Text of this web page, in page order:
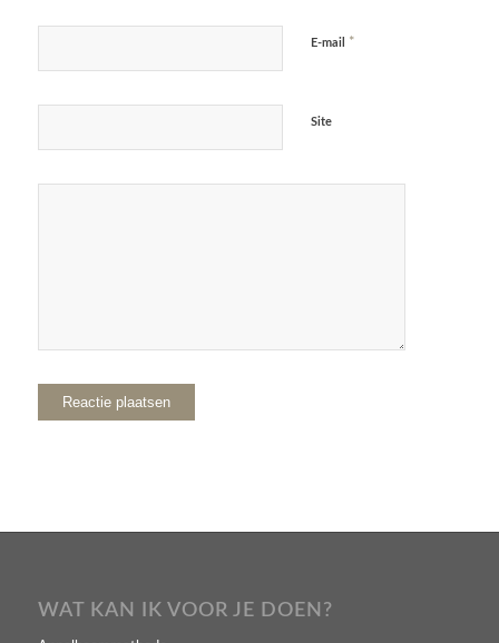
E-mail *
Site
WAT KAN IK VOOR JE DOEN?